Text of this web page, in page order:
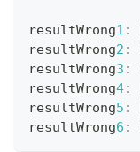
resultWrong1 :
resultWrong2 :
resultWrong3 :
resultWrong4:
resultWrong5 :
resultWrong6 :